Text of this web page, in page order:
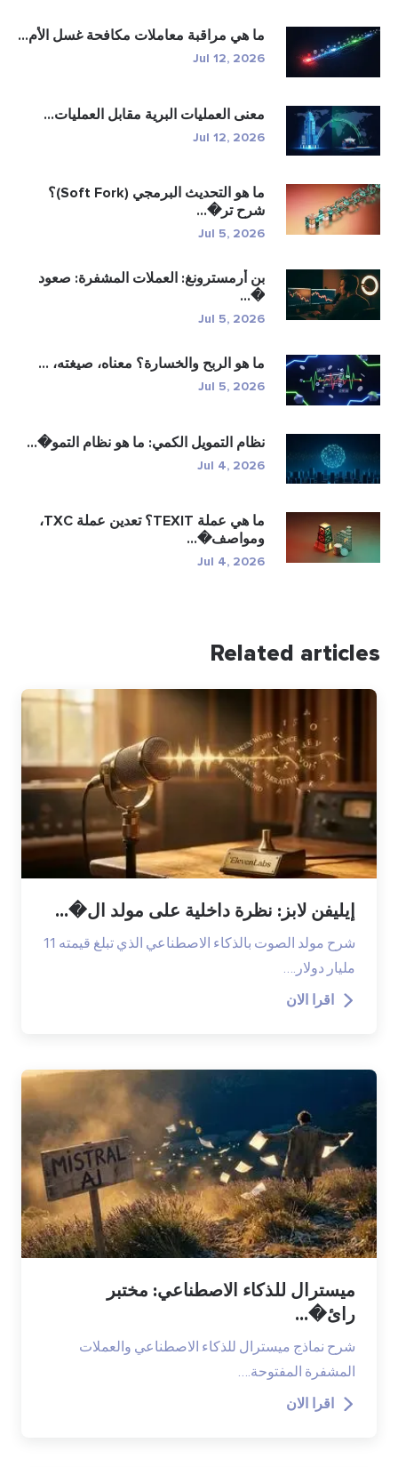
ما هي مراقبة معاملات مكافحة غسل الأم...
Jul 12, 2026
معنى العمليات البرية مقابل العمليات...
Jul 12, 2026
ما هو التحديث البرمجي (Soft Fork)؟
شرح تر�...
Jul 5, 2026
بن أرمسترونغ: العملات المشفرة: صعود
�...
Jul 5, 2026
ما هو الربح والخسارة؟ معناه، صيغته، ...
Jul 5, 2026
نظام التمويل الكمي: ما هو نظام التمو�...
Jul 4, 2026
ما هي عملة TEXIT؟ تعدين عملة TXC،
ومواصف�...
Jul 4, 2026
Related articles
إيليفن لابز: نظرة داخلية على مولد ال�...
شرح مولد الصوت بالذكاء الاصطناعي الذي تبلغ قيمته 11
مليار دولار.…
اقرا الان
ميسترال للذكاء الاصطناعي: مختبر
رائ�...
شرح نماذج ميسترال للذكاء الاصطناعي والعملات
المشفرة المفتوحة.…
اقرا الان